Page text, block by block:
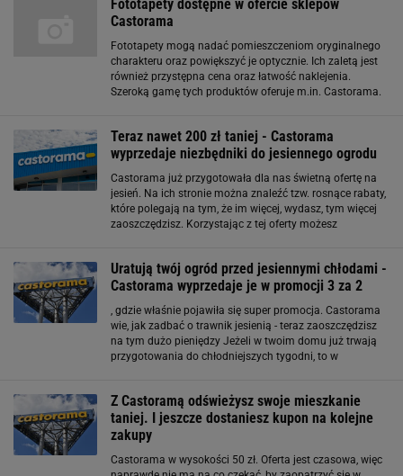
Fototapety dostępne w ofercie sklepów
Castorama
Fototapety mogą nadać pomieszczeniom oryginalnego
charakteru oraz powiększyć je optycznie. Ich zaletą jest
również przystępna cena oraz łatwość naklejenia.
Szeroką gamę tych produktów oferuje m.in. Castorama.
Teraz nawet 200 zł taniej - Castorama
wyprzedaje niezbędniki do jesiennego ogrodu
Castorama już przygotowała dla nas świetną ofertę na
jesień. Na ich stronie można znaleźć tzw. rosnące rabaty,
które polegają na tym, że im więcej, wydasz, tym więcej
zaoszczędzisz. Korzystając z tej oferty możesz
Uratują twój ogród przed jesiennymi chłodami -
Castorama wyprzedaje je w promocji 3 za 2
, gdzie właśnie pojawiła się super promocja. Castorama
wie, jak zadbać o trawnik jesienią - teraz zaoszczędzisz
na tym dużo pieniędzy Jeżeli w twoim domu już trwają
przygotowania do chłodniejszych tygodni, to w
Z Castoramą odświeżysz swoje mieszkanie
taniej. I jeszcze dostaniesz kupon na kolejne
zakupy
Castorama w wysokości 50 zł. Oferta jest czasowa, więc